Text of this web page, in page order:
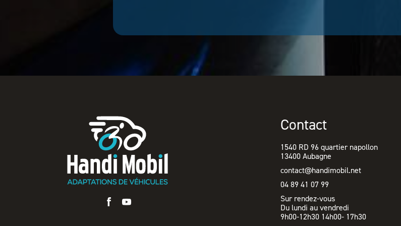
Contact
1540 RD 96 quartier napollon
13400 Aubagne
contact@handimobil.net
04 89 41 07 99
Sur rendez-vous
Du lundi au vendredi
9h00-12h30 14h00- 17h30